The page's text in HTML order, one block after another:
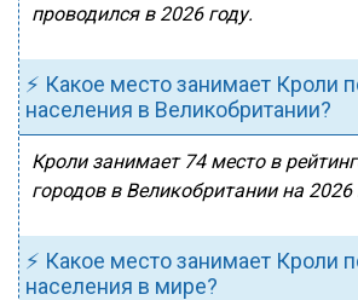
проводился в 2026 году.
⚡ Какое место занимает Кроли
населения в Великобритании?
Кроли занимает 74 место в
городов в Великобритании на 2026
⚡ Какое место занимает Кроли
населения в мире?